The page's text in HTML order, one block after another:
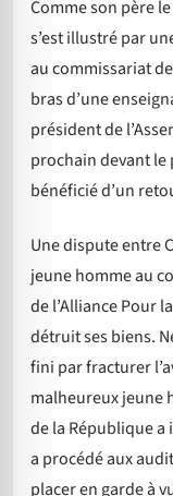
Comme son père
s’est illustré par
au commissariat
bras d’une
président de
prochain devant
bénéficié d’un
Une dispute entre
jeune homme au
de l’Alliance Pour
détruit ses biens.
fini par fracturer
malheureux jeune
de la République
a procédé aux
placer en garde à